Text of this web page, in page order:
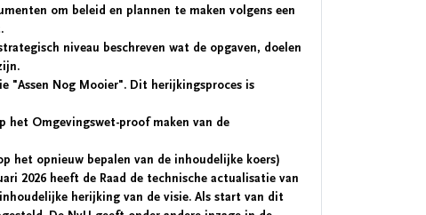
om beleid en plannen te maken volgens een
niveau beschreven wat de opgaven, doelen
"Assen Nog Mooier". Dit herijkingsproces is
het Omgevingswet-proof maken van de
het opnieuw bepalen van de inhoudelijke koers)
2026 heeft de Raad de technische actualisatie van
herijking van de visie. Als start van dit